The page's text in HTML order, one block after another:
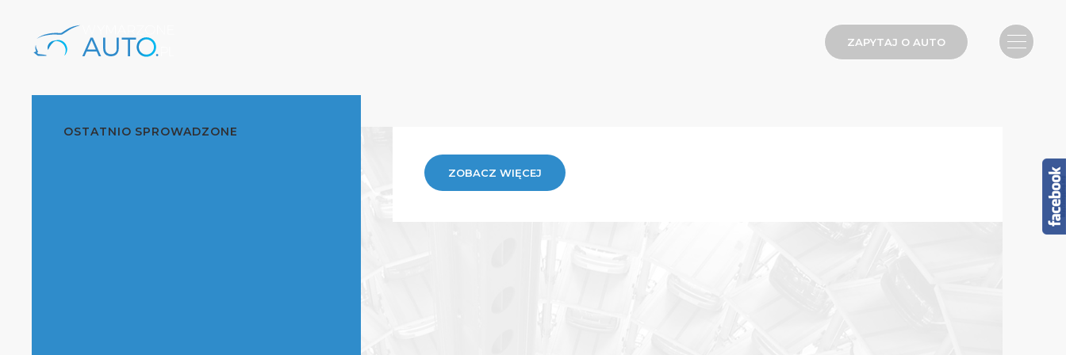
ZAPYTAJ O AUTO
OSTATNIO SPROWADZONE
ZOBACZ WIĘCEJ